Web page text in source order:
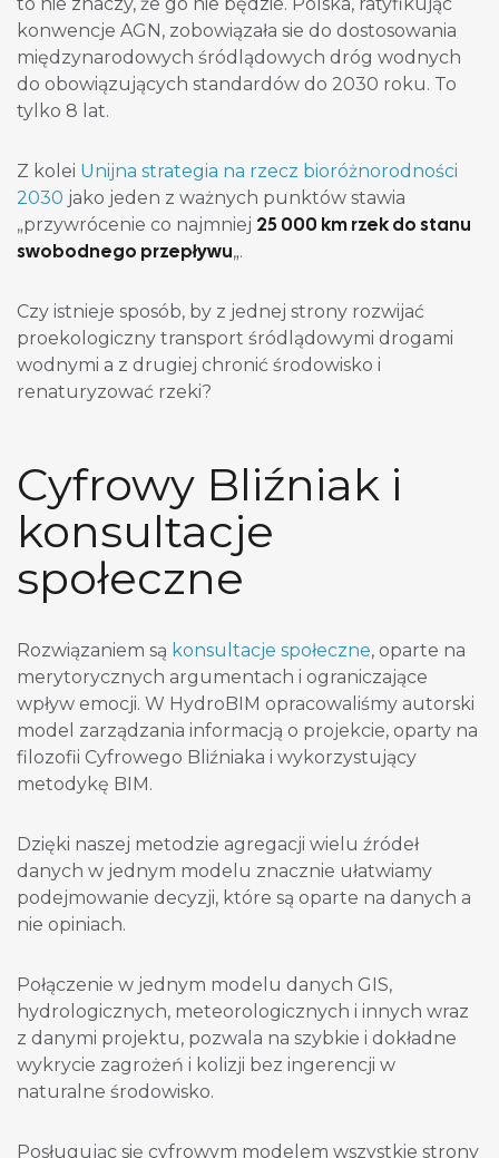
konwencje AGN, zobowiązała sie do dostosowania
międzynarodowych śródlądowych dróg wodnych
do obowiązujących standardów do 2030 roku. To
tylko 8 lat.
Z kolei Unijna strategia na rzecz bioróżnorodności
2030 jako jeden z ważnych punktów stawia
„przywrócenie co najmniej 25 000 km rzek do stanu
swobodnego przepływu„.
Czy istnieje sposób, by z jednej strony rozwijać
proekologiczny transport śródlądowymi drogami
wodnymi a z drugiej chronić środowisko i
renaturyzować rzeki?
Cyfrowy Bliźniak i
konsultacje
społeczne
Rozwiązaniem są konsultacje społeczne, oparte na
merytorycznych argumentach i ograniczające
wpływ emocji. W HydroBIM opracowaliśmy autorski
model zarządzania informacją o projekcie, oparty na
filozofii Cyfrowego Bliźniaka i wykorzystujący
metodykę BIM.
Dzięki naszej metodzie agregacji wielu źródeł
danych w jednym modelu znacznie ułatwiamy
podejmowanie decyzji, które są oparte na danych a
nie opiniach.
Połączenie w jednym modelu danych GIS,
hydrologicznych, meteorologicznych i innych wraz
z danymi projektu, pozwala na szybkie i dokładne
wykrycie zagrożeń i kolizji bez ingerencji w
naturalne środowisko.
Posługując się cyfrowym modelem wszystkie strony